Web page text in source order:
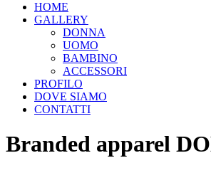
HOME
GALLERY
DONNA
UOMO
BAMBINO
ACCESSORI
PROFILO
DOVE SIAMO
CONTATTI
Branded apparel